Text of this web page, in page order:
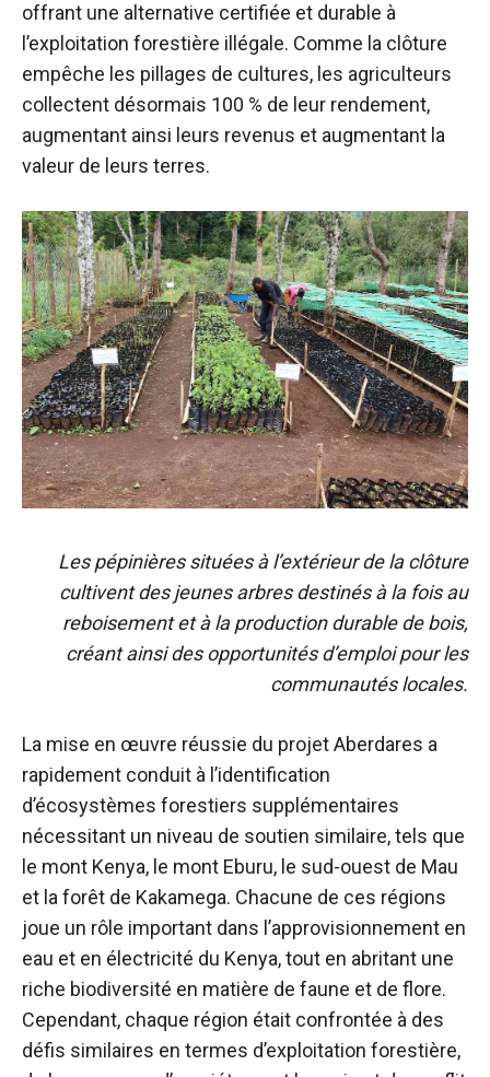
offrant une alternative certifiée et durable à
l’exploitation forestière illégale. Comme la clôture
empêche les pillages de cultures, les agriculteurs
collectent désormais 100 % de leur rendement,
augmentant ainsi leurs revenus et augmentant la
valeur de leurs terres.
Les pépinières situées à l’extérieur de la clôture
cultivent des jeunes arbres destinés à la fois au
reboisement et à la production durable de bois,
créant ainsi des opportunités d’emploi pour les
communautés locales.
La mise en œuvre réussie du projet Aberdares a
rapidement conduit à l’identification
d’écosystèmes forestiers supplémentaires
nécessitant un niveau de soutien similaire, tels que
le mont Kenya, le mont Eburu, le sud-ouest de Mau
et la forêt de Kakamega. Chacune de ces régions
joue un rôle important dans l’approvisionnement en
eau et en électricité du Kenya, tout en abritant une
riche biodiversité en matière de faune et de flore.
Cependant, chaque région était confrontée à des
défis similaires en termes d’exploitation forestière,